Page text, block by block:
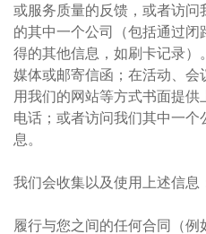
或服务质量的反馈，或者访
的其中一个公司（包括通过
得的其他信息，如刷卡记录
媒体或邮寄信函；在活动、
用我们的网站等方式书面提
电话；或者访问我们其中一
息。
我们会收集以及使用上述信息
履行与您之间的任何合同（